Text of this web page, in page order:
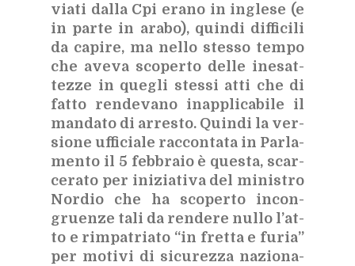
via­ti dal­la Cpi era­no in in­gle­se (e
in par­te in ara­bo), quin­di dif­fi­ci­li
da ca­pi­re, ma nel­lo stes­so tem­po
che ave­va sco­per­to del­le ine­sat­
tez­ze in que­gli stes­si atti che di
fat­to ren­de­va­no inap­pli­ca­bi­le il
man­da­to di ar­re­sto. Quin­di la ver­
sio­ne uf­fi­cia­le rac­con­ta­ta in Par­la­
men­to il 5 feb­bra­io è que­sta, scar­
ce­ra­to per ini­zia­ti­va del mi­ni­stro
Nor­dio che ha sco­per­to in­con­
gruen­ze tali da ren­de­re nul­lo l’at­
to e rim­pa­tria­to “in fret­ta e fu­ria”
per mo­ti­vi di si­cu­rez­za na­zio­na­